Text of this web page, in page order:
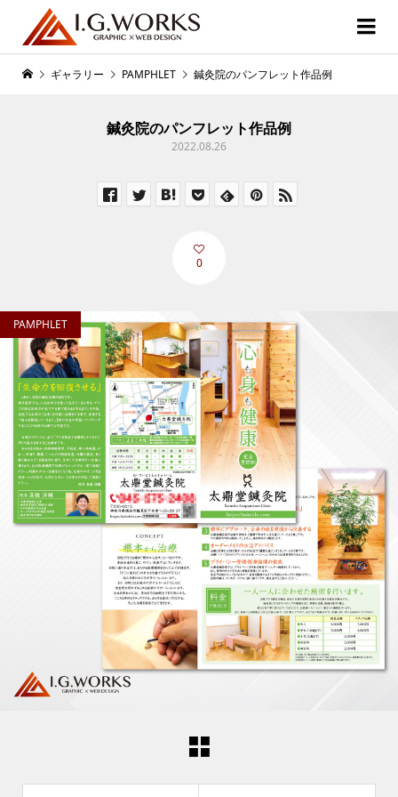
ギャラリー PAMPHLET 鍼灸院のパンフレット作品例
鍼灸院のパンフレット作品例
2022.08.26
0
PAMPHLET